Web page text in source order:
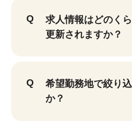
求人情報はどのく
更新されますか？
希望勤務地で絞り
か？